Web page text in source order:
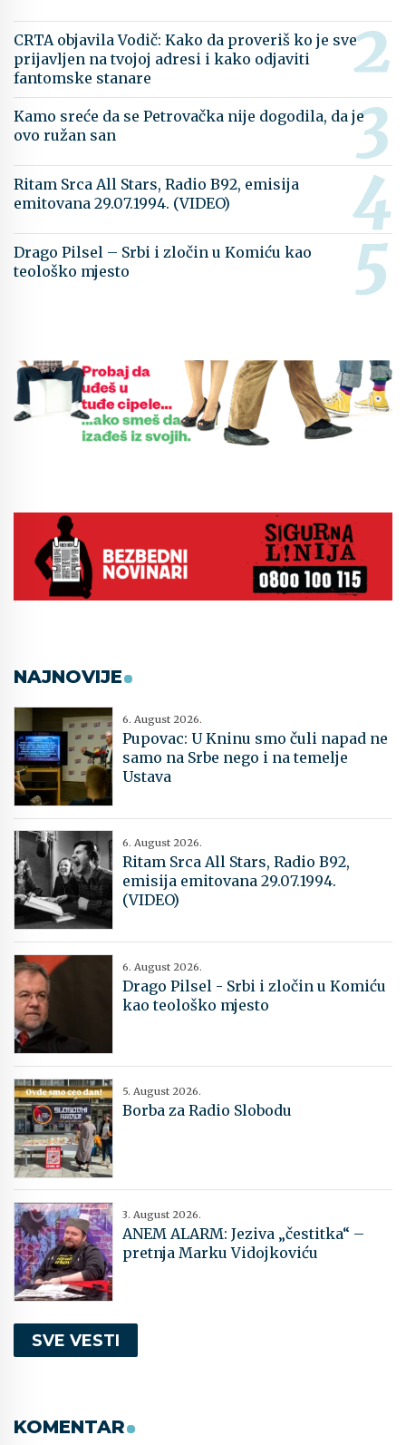
CRTA objavila Vodič: Kako da proveriš ko je sve
prijavljen na tvojoj adresi i kako odjaviti
fantomske stanare
Kamo sreće da se Petrovačka nije dogodila, da je
ovo ružan san
Ritam Srca All Stars, Radio B92, emisija
emitovana 29.07.1994. (VIDEO)
Drago Pilsel – Srbi i zločin u Komiću kao
teološko mjesto
NAJNOVIJE
6. August 2026.
Pupovac: U Kninu smo čuli napad ne
samo na Srbe nego i na temelje
Ustava
6. August 2026.
Ritam Srca All Stars, Radio B92,
emisija emitovana 29.07.1994.
(VIDEO)
6. August 2026.
Drago Pilsel - Srbi i zločin u Komiću
kao teološko mjesto
5. August 2026.
Borba za Radio Slobodu
3. August 2026.
ANEM ALARM: Jeziva „čestitka“ –
pretnja Marku Vidojkoviću
SVE VESTI
KOMENTAR